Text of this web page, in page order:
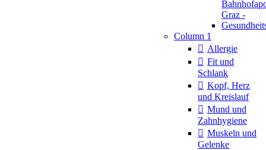
Column 1
Allergie
Fit und
Schlank
Kopf, Herz
und Kreislauf
Mund und
Zahnhygiene
Muskeln und
Gelenke